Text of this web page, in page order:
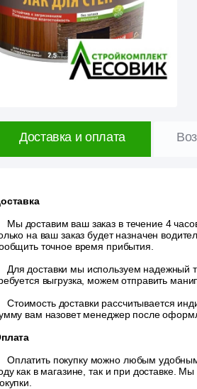
Доставка и оплата
Мы доставим ваш заказ в течение 4
на ваш заказ будет назначен
точное время прибытия.
Для доставки мы используем надежный
выгрузка, можем отправить
Стоимость доставки рассчитывается
вам назовет менеджер после
Оплатить покупку можно любым
как в магазине, так и при доставке.